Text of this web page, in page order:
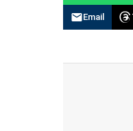
Email